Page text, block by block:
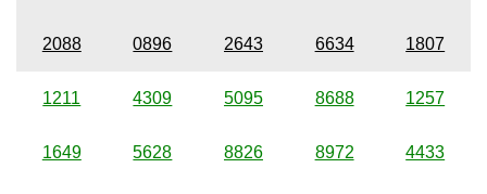
2088 0896 2643 6634 1807
1211 4309 5095 8688 1257
1649 5628 8826 8972 4433